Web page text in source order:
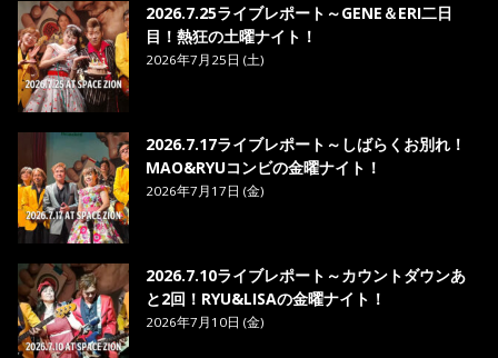
2026.7.25ライブレポート～GENE＆ERI二日
目！熱狂の土曜ナイト！
2026年7月25日 (土)
2026.7.17ライブレポート～しばらくお別れ！
MAO&RYUコンビの金曜ナイト！
2026年7月17日 (金)
2026.7.10ライブレポート～カウントダウンあ
と2回！RYU&LISAの金曜ナイト！
2026年7月10日 (金)